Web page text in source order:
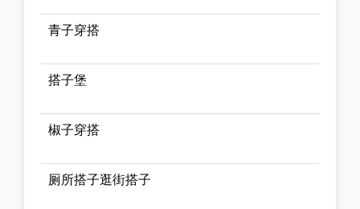
青子穿搭
搭子堡
椒子穿搭
厕所搭子逛街搭子